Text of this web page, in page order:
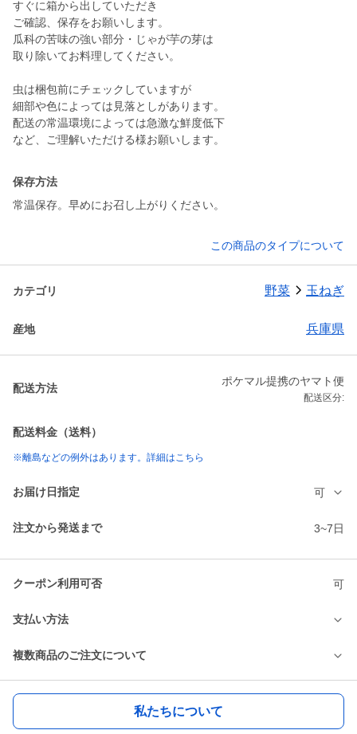
すぐに箱から出していただき
ご確認、保存をお願いします。
瓜科の苦味の強い部分・じゃが芋の芽は
取り除いてお料理してください。
虫は梱包前にチェックしていますが
細部や色によっては見落としがあります。
配送の常温環境によっては急激な鮮度低下
保存方法
常温保存。早めにお召し上がりください。
この商品のタイプについて
カテゴリ 野菜 玉ねぎ
産地 兵庫県
配送方法
ポケマル提携のヤマト便
配送区分:
配送料金（送料）
※離島などの例外はあります。詳細はこちら
お届け日指定 可
注文から発送まで 3~7日
クーポン利用可否 可
支払い方法
複数商品のご注文について
私たちについて